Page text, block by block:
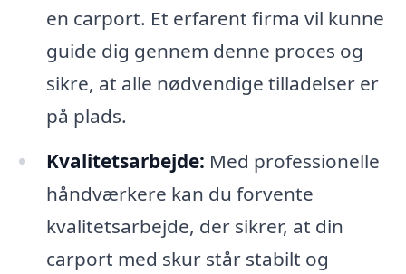
en carport. Et erfarent firma vil kunne
guide dig gennem denne proces og
sikre, at alle nødvendige tilladelser er
på plads.
Kvalitetsarbejde: Med professionelle
håndværkere kan du forvente
kvalitetsarbejde, der sikrer, at din
carport med skur står stabilt og